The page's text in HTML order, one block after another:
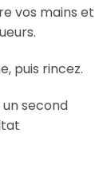
vos mains et
puis rincez.
second